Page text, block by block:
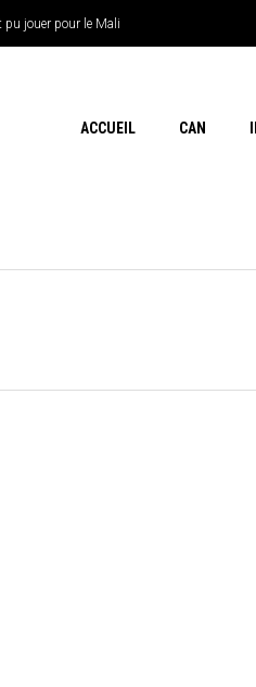
pu jouer pour le Mali
ACCUEIL CAN